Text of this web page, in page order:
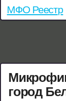
МФО Реестр
город